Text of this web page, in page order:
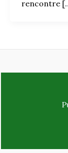
rencontre